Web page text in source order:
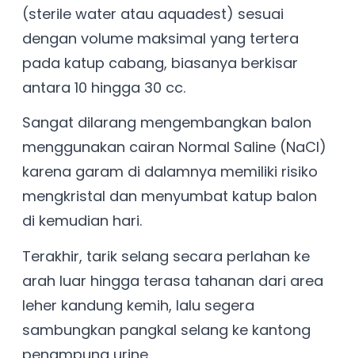
(sterile water atau aquadest) sesuai
dengan volume maksimal yang tertera
pada katup cabang, biasanya berkisar
antara 10 hingga 30 cc.
Sangat dilarang mengembangkan balon
menggunakan cairan Normal Saline (NaCl)
karena garam di dalamnya memiliki risiko
mengkristal dan menyumbat katup balon
di kemudian hari.
Terakhir, tarik selang secara perlahan ke
arah luar hingga terasa tahanan dari area
leher kandung kemih, lalu segera
sambungkan pangkal selang ke kantong